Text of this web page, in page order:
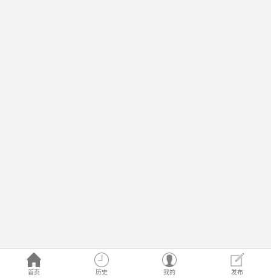
首页 历史 我的 发布